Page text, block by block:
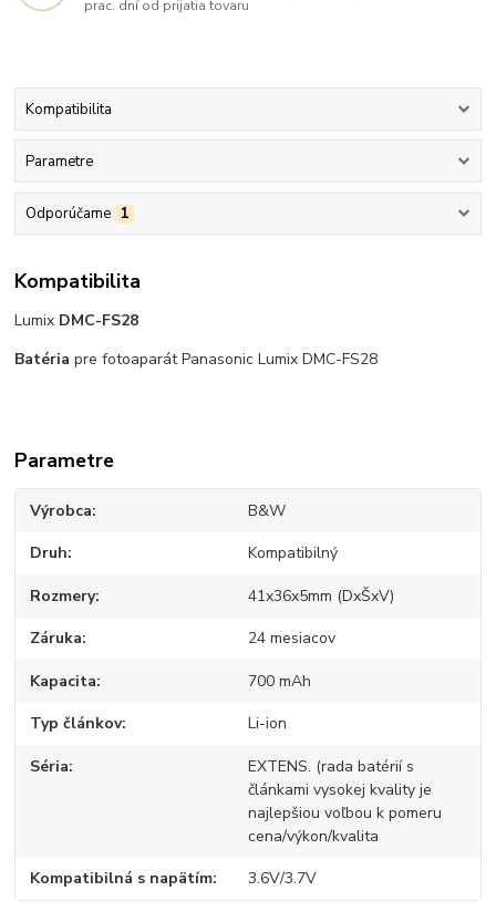
prac. dní od prijatia tovaru
Kompatibilita
Parametre
Odporúčame 1
Kompatibilita
Lumix DMC-FS28
Batéria pre fotoaparát Panasonic Lumix DMC-FS28
Parametre
Výrobca B&W
Druh Kompatibilný
Rozmery 41x36x5mm (DxŠxV)
Záruka 24 mesiacov
Kapacita 700 mAh
Typ článkov Li-ion
Séria
EXTENS. (rada batérií s
článkami vysokej kvality je
najlepšiou voľbou k pomeru
cena/výkon/kvalita
Kompatibilná s napätím 3.6V/3.7V